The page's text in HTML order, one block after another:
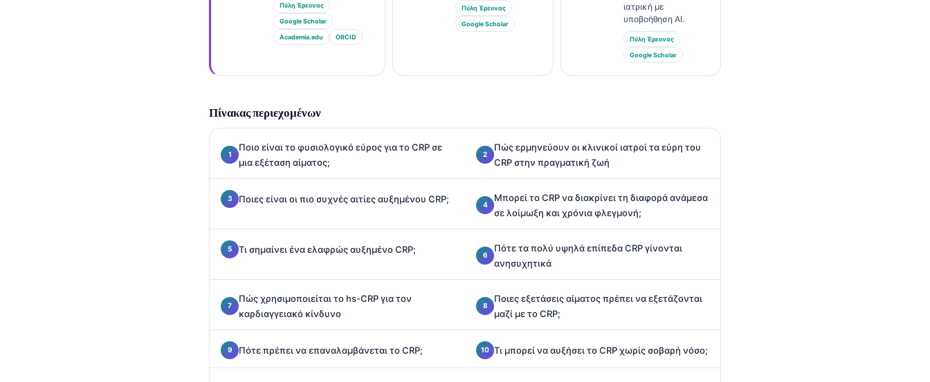
Πύλη Έρευνας
Google Scholar
Academia.edu ORCID
Πύλη Έρευνας
Google Scholar
ιατρική με
υποβοήθηση AI.
Πύλη Έρευνας
Google Scholar
Πίνακας περιεχομένων
Ποιο είναι το φυσιολογικό εύρος για το CRP σε
μια εξέταση αίματος;
Πώς ερμηνεύουν οι κλινικοί ιατροί τα εύρη του
CRP στην πραγματική ζωή
Ποιες είναι οι πιο συχνές αιτίες αυξημένου CRP;
Μπορεί το CRP να διακρίνει τη διαφορά ανάμεσα
σε λοίμωξη και χρόνια φλεγμονή;
Τι σημαίνει ένα ελαφρώς αυξημένο CRP;
Πότε τα πολύ υψηλά επίπεδα CRP γίνονται
ανησυχητικά
Πώς χρησιμοποιείται το hs-CRP για τον
καρδιαγγειακό κίνδυνο
Ποιες εξετάσεις αίματος πρέπει να εξετάζονται
μαζί με το CRP;
Πότε πρέπει να επαναλαμβάνεται το CRP; Τι μπορεί να αυξήσει το CRP χωρίς σοβαρή νόσο;